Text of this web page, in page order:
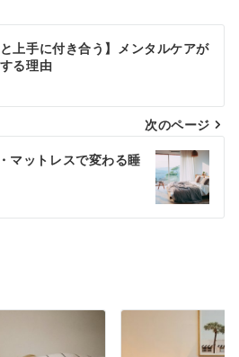
と上手に付き合う】メンタルケアが
る理由
次のページ
マットレスで変わる睡